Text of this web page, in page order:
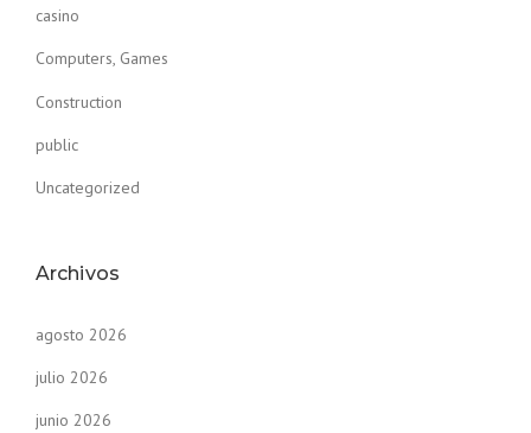
casino
Computers, Games
Construction
public
Uncategorized
Archivos
agosto 2026
julio 2026
junio 2026